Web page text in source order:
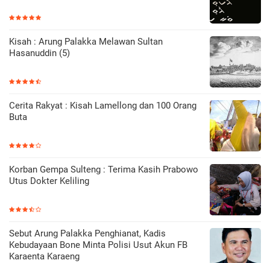
Kisah : Arung Palakka Melawan Sultan
Hasanuddin (5)
Cerita Rakyat : Kisah Lamellong dan 100 Orang
Buta
Korban Gempa Sulteng : Terima Kasih Prabowo
Utus Dokter Keliling
Sebut Arung Palakka Penghianat, Kadis
Kebudayaan Bone Minta Polisi Usut Akun FB
Karaenta Karaeng